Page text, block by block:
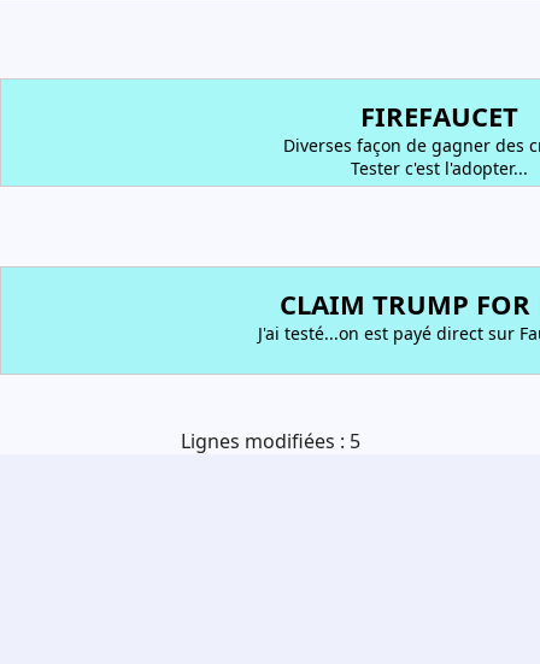
FIREFAUCET
Diverses façon de gagner des
Tester c'est l'adopter...
CLAIM TRUMP FOR
J'ai testé...on est payé direct sur
Lignes modifiées : 5